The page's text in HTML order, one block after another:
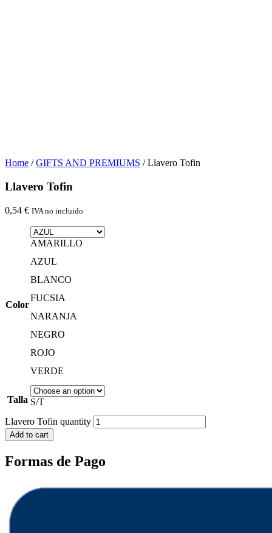
Home /GIFTS AND PREMIUMS / Llavero Tofin
Llavero Tofin
0,54 € IVA no incluido
Color
AMARILLO
AZUL
BLANCO
FUCSIA
NARANJA
NEGRO
ROJO
VERDE
Talla S/T
Llavero Tofin quantity
Add to cart
Formas de Pago